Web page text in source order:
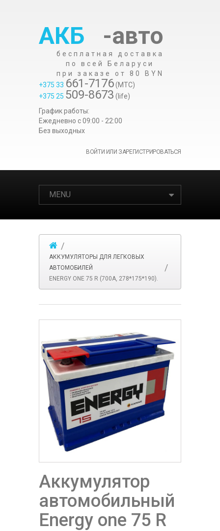
АКБ -авто
бесплатная доставка
по всей Беларуси
при заказе от 80 BYN
+375 33 661-7176(МТС)
+375 25 509-8673 (life)
График работы:
Ежедневно c 09:00 - 22:00
Без выходных
ВОЙТИ ИЛИ ЗАРЕГИСТРИРОВАТЬСЯ
MENU
АККУМУЛЯТОРЫ ДЛЯ ЛЕГКОВЫХ
АВТОМОБИЛЕЙ
ENERGY ONE 75 R (700A, 278*175*190).
Аккумулятор
автомобильный
Energy one 75 R